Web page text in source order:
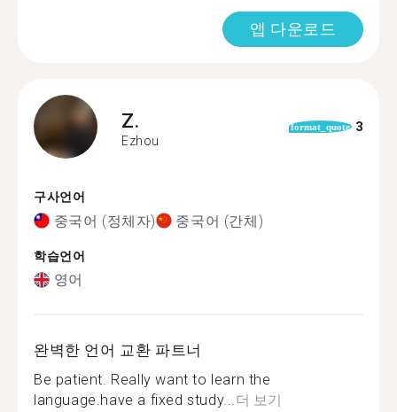
앱 다운로드
Z.
Ezhou
format_quote 3
구사언어
중국어 (정체자) 중국어 (간체)
학습언어
영어
완벽한 언어 교환 파트너
Be patient. Really want to learn the
language.have a fixed study...더 보기